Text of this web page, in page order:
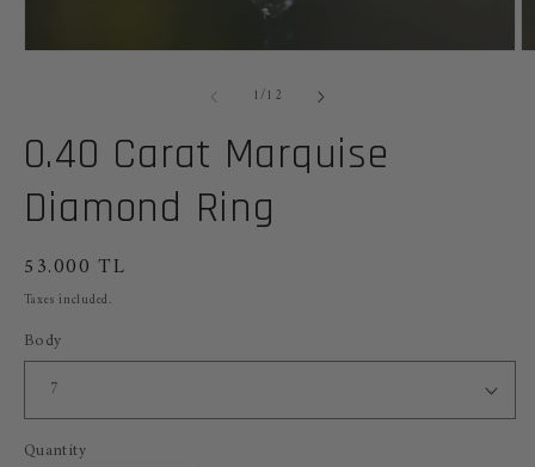
1/of
12
0.40 Carat Marquise
Diamond Ring
Regular
price
53.000 TL
Taxes included.
Body
Quantity